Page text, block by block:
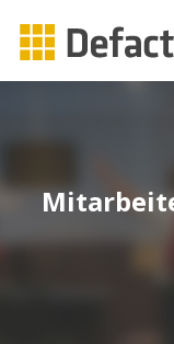
Produkte
CAPP
CAPP
CAPP